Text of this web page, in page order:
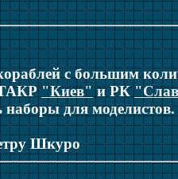
с большим
ТАКР"Киев"и РК
для моделистов.
Шкуро